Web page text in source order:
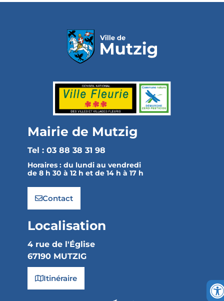
Mairie de Mutzig
Tel : 03 88 38 31 98
Horaires : du lundi au vendredi
de 8 h 30 à 12 h et de 14 h à 17 h
Contact
Localisation
4 rue de l'Église
67190 MUTZIG
Itinéraire